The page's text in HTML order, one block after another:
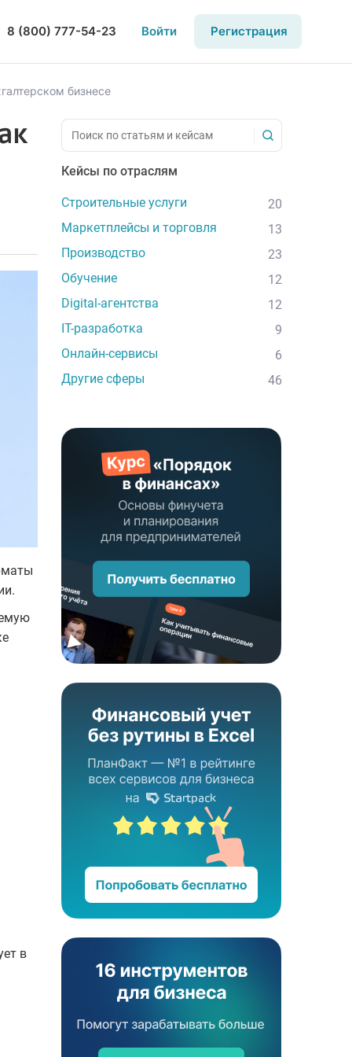
8 (800) 777-54-23 Войти Регистрация
бизнесе
в
Кейсы по отраслям
Строительные услуги
20
Маркетплейсы и торговля
13
Производство
23
Обучение
12
Digital-агентства
12
IT-разработка
9
Онлайн-сервисы
6
Другие сферы
46